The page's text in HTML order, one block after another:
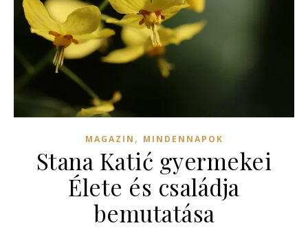
MAGAZIN , MINDENNAPOK
Stana Katić gyermekei
Élete és családja
bemutatása